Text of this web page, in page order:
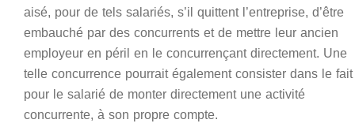
aisé, pour de tels salariés, s’il quittent l’entreprise, d’être
embauché par des concurrents et de mettre leur ancien
employeur en péril en le concurrençant directement. Une
telle concurrence pourrait également consister dans le fait
pour le salarié de monter directement une activité
concurrente, à son propre compte.